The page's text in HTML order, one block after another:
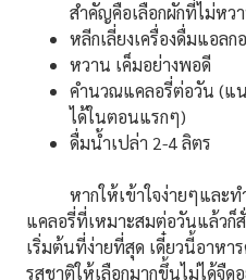
สำคัญคือเลือกผักที่ไม่หว
หลีกเลี่ยงเครื่องดื่มแอลก
หวาน เค็มอย่างพอดี
คำนวณแคลอรี่ต่อวัน (แ
ได้ในตอนแรกๆ)
ดื่มน้ำเปล่า 2-4 ลิตร
หากให้เข้าใจง่ายๆและทำ
แคลอรี่ที่เหมาะสมต่อวันแล้วก็
เริ่มต้นที่ง่ายที่สุด เดี๋ยวนี้อาหา
รสชาติให้เลือกมากขึ้นไม่ได้จืด